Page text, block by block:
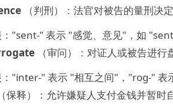
（判刑）：法官对被告的量刑决定
"sent-" 表示 "感觉、意见"，如
（审问）：对证人或被告进行
"inter-" 表示 "相互之间"，"rog-" 表
（保释）：允许嫌疑人支付金钱并暂时